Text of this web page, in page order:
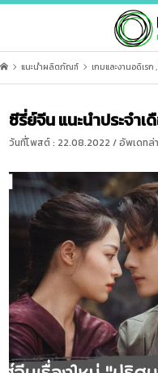
แนะนำผลิตภัณฑ์ เกมและงานอดิเรก ,
ซีรี่ย์จีน แนะนำประจำ
วันที่โพสต์ : 22.08.2022 / อัพเดทล่